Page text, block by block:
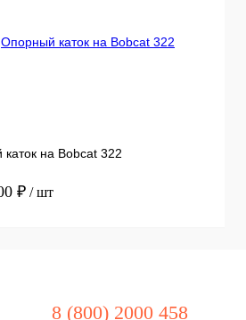
на Bobcat 322
₽ / шт
8 (800) 2000 458